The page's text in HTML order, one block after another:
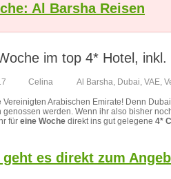
Al Barsha Reisen
im top 4* Hotel,
Celina Al Barsha, Dubai, VAE,
Vereinigten Arabischen Emirate! Denn
genossen werden. Wenn ihr also bisher
für eine Woche direkt ins gut gelegene 4*
geht es direkt zum